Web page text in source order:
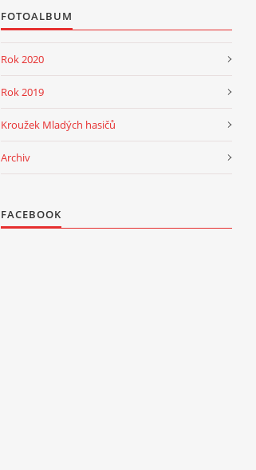
FOTOALBUM
Rok 2020
Rok 2019
Kroužek Mladých hasičů
Archiv
FACEBOOK